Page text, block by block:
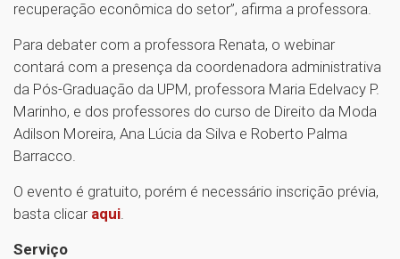
recuperação econômica do setor”, afirma a professora.
Para debater com a professora Renata, o webinar
contará com a presença da coordenadora administrativa
da Pós-Graduação da UPM, professora Maria Edelvacy P.
Marinho, e dos professores do curso de Direito da Moda
Adilson Moreira, Ana Lúcia da Silva e Roberto Palma
Barracco.
O evento é gratuito, porém é necessário inscrição prévia,
basta clicar aqui
Serviço